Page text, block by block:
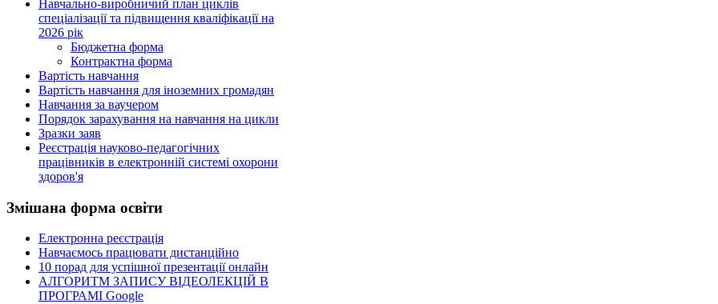
Навчально-виробничий план циклів
спеціалізації та підвищення кваліфікації на
2026 рік
Бюджетна форма
Контрактна форма
Вартість навчання
Вартість навчання для іноземних громадян
Навчання за ваучером
Порядок зарахування на навчання на цикли
Зразки заяв
Реєстрація науково-педагогічних
працівників в електронній системі охорони
здоров'я
Змішана форма освіти
Електронна реєстрація
Навчаємось працювати дистанційно
10 порад для успішної презентації онлайн
АЛГОРИТМ ЗАПИСУ ВІДЕОЛЕКЦІЙ В
ПРОГРАМІ Google